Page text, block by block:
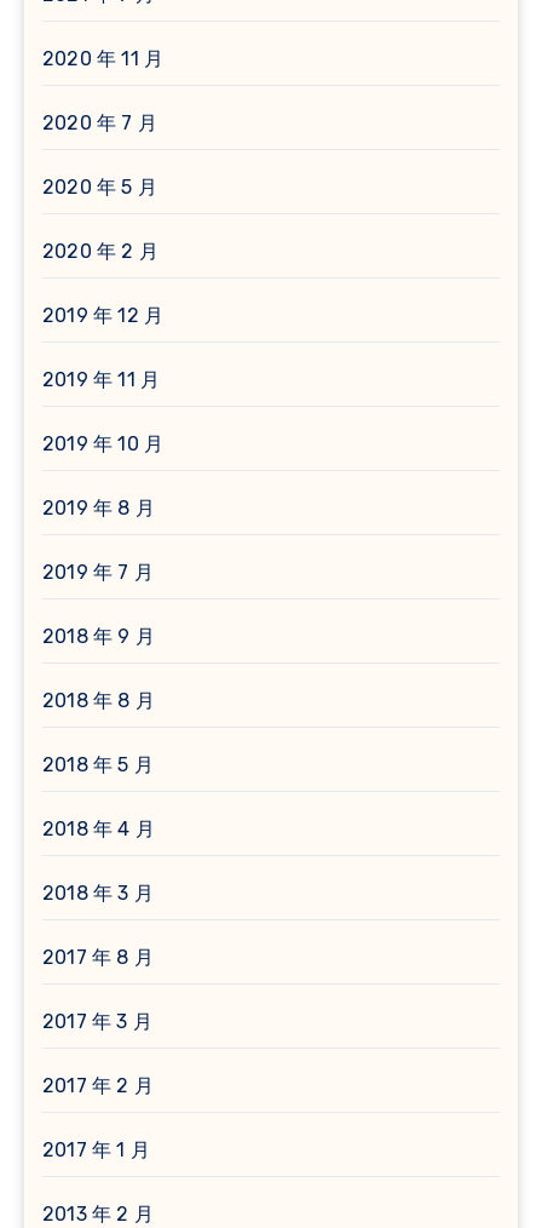
2020 年 11 月
2020 年 7 月
2020 年 5 月
2020 年 2 月
2019 年 12 月
2019 年 11 月
2019 年 10 月
2019 年 8 月
2019 年 7 月
2018 年 9 月
2018 年 8 月
2018 年 5 月
2018 年 4 月
2018 年 3 月
2017 年 8 月
2017 年 3 月
2017 年 2 月
2017 年 1 月
2013 年 2 月